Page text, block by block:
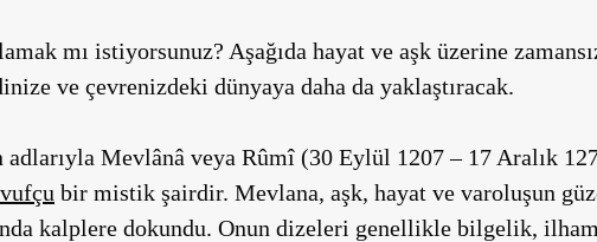
mı istiyorsunuz? Aşağıda hayat ve aşk üzerine
ve çevrenizdeki dünyaya daha da yaklaştıracak.
adlarıyla Mevlânâ veya Rûmî (30 Eylül 1207 – 17 Aralık
bir mistik şairdir. Mevlana, aşk, hayat ve varoluşun
kalplere dokundu. Onun dizeleri genellikle bilgelik,